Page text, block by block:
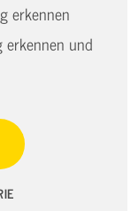
erkennen
und